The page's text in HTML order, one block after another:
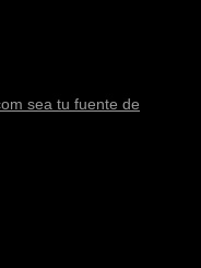
sea tu fuente de